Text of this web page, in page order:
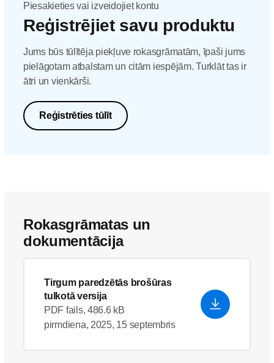
Piesakieties vai izveidojiet kontu
Reģistrējiet savu produktu
Jums būs tūlītēja piekļuve rokasgrāmatām, īpaši jums
pielāgotam atbalstam un citām iespējām. Turklāt tas ir
ātri un vienkārši.
Reģistrēties tūlīt
Rokasgrāmatas un
dokumentācija
Tirgum paredzētās brošūras
tulkotā versija
PDF fails, 486.6 kB
pirmdiena, 2025, 15 septembris